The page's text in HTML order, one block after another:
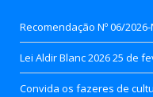
Recomendação Nº 06/2026-
Lei Aldir Blanc 202625 de
Convida os fazeres de